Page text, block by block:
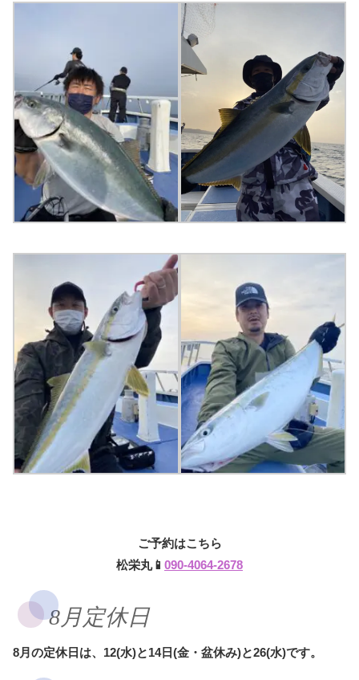
ご予約はこちら
松栄丸📱 090-4064-2678
8月定休日
8月の定休日は、12(水)と14日(金・盆休み)と26(水)です。